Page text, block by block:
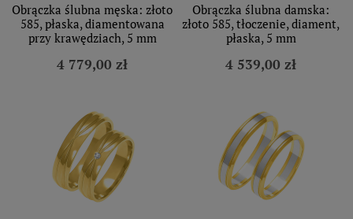
Obrączka ślubna męska: złoto
585, płaska, diamentowana
przy krawędziach, 5 mm
4 779,00 zł
Obrączka ślubna damska:
złoto 585, tłoczenie, diament,
płaska, 5 mm
4 539,00 zł